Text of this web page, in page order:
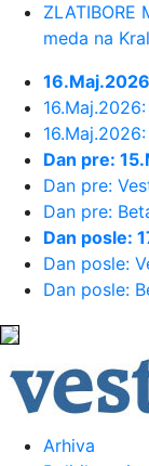
23:34:
krv":
23:33:
23:31:U
više
23:30:
Bivšima
Igrač
23:21:
ZLATIBORE
meda na
16.Maj.2026
Dan pre:
Dan pre:
Dan pre:
Dan posle:
Dan posle:
Dan posle:
Arhiva